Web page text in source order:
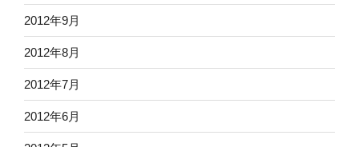
2012年9月
2012年8月
2012年7月
2012年6月